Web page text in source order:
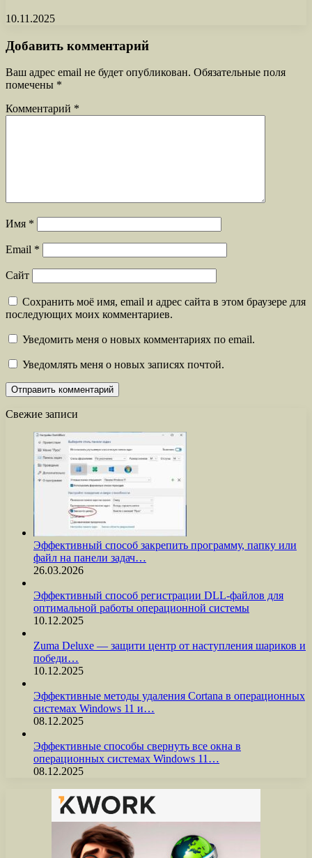
10.11.2025
Добавить комментарий
Ваш адрес email не будет опубликован. Обязательные поля
помечены *
Комментарий *
Имя *
Email *
Сайт
Сохранить моё имя, email и адрес сайта в этом браузере для
последующих моих комментариев.
Уведомить меня о новых комментариях по email.
Уведомлять меня о новых записях почтой.
Свежие записи
Эффективный способ закрепить программу, папку или
файл на панели задач…
26.03.2026
Эффективный способ регистрации DLL-файлов для
оптимальной работы операционной системы
10.12.2025
Zuma Deluxe — защити центр от наступления шариков и
победи…
10.12.2025
Эффективные методы удаления Cortana в операционных
системах Windows 11 и…
08.12.2025
Эффективные способы свернуть все окна в
операционных системах Windows 11…
08.12.2025